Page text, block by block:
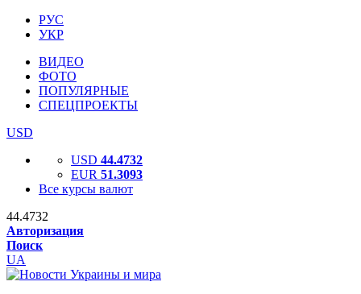
РУС
УКР
ВИДЕО
ФОТО
ПОПУЛЯРНЫЕ
СПЕЦПРОЕКТЫ
USD
USD 44.4732
EUR 51.3093
Все курсы валют
44.4732
Авторизация
Поиск
UA